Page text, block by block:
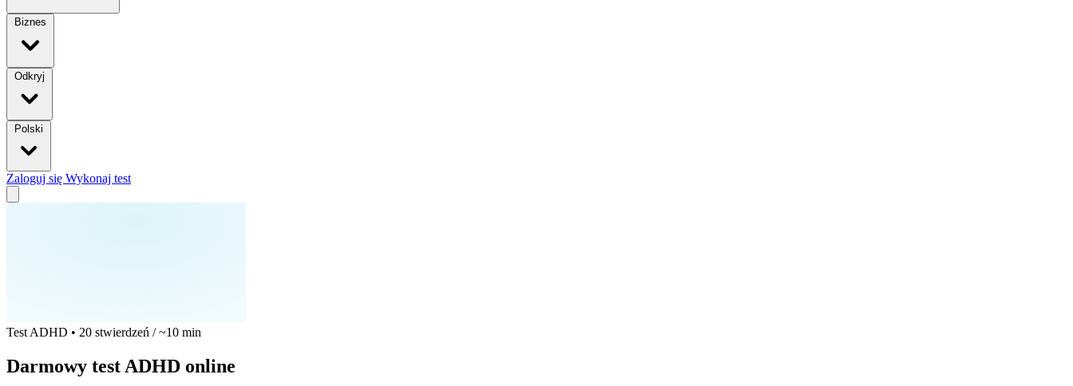
Biznes
Odkryj
Polski
Zaloguj się Wykonaj test
Test ADHD • 20 stwierdzeń / ~10 min
Darmowy test ADHD online